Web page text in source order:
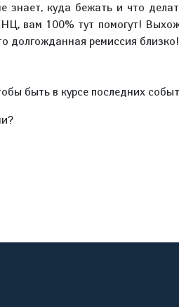
знает, куда бежать и что
вам 100% тут помогут!
долгожданная ремиссия близко!
быть в курсе последних